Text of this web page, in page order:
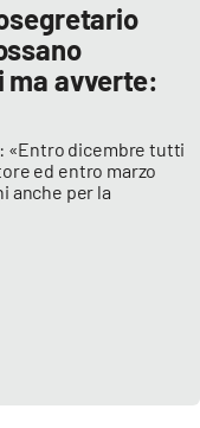
ma avverte:
«Entro dicembre tutti
ed entro marzo
anche per la